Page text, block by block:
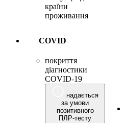
країни
проживання
COVID
покриття
діагностики
COVID-19
надається
за умови
позитивного
ПЛР-тесту